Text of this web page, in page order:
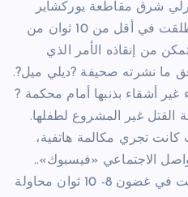
شرق مقاطعة يوركشاير
بإنجلترا أخبرت الشرطة أنها انطلقت في أقل من 10 ثوان من
من إنقاذه الأمر الذي
نشرته صحيفة ?ديلي ميل?.
غير أشقاء بذنبها أمام محكمة ?
القتل غير المشروع لطفلها.
كانت تجري مكالمة هاتفية،
الاجتماعي «فيسبوك»..
وفور سقوط طفلها بالماء هرعت في غضون 8- 10 ثوان محاولة